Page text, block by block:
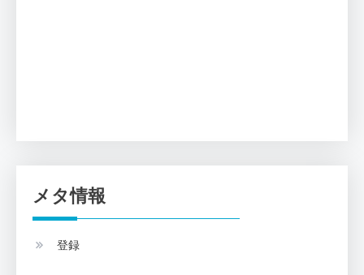
メタ情報
登録